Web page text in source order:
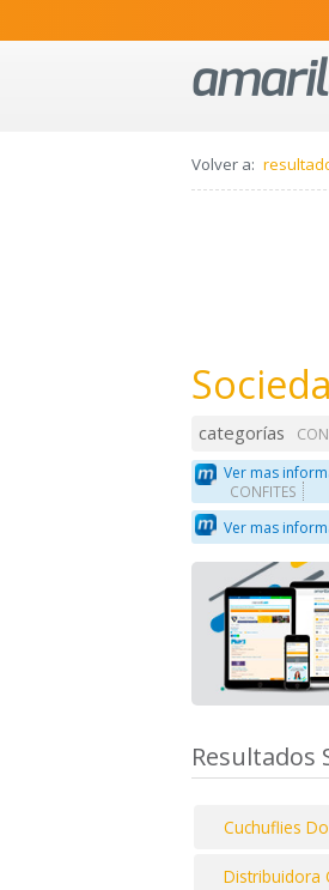
Volver a:
categorías
Ver mas
CONFITES
Ver mas
Resultados
Cuchuflies
Distribuidora